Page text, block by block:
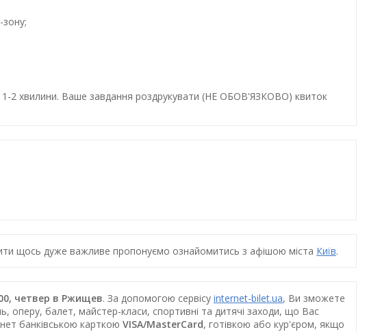
зону;
2 хвилини. Ваше завдання роздрукувати (НЕ ОБОВ'ЯЗКОВО) квиток
щось дуже важливе пропонуємо ознайомитись з афішою міста Київ.
четвер в Ржищев. За допомогою сервісу internet-bilet.ua, Ви зможете
оперу, балет, майстер-класи, спортивні та дитячі заходи, що Вас
банківською карткою VISA/MasterCard, готівкою або кур'єром, якщо